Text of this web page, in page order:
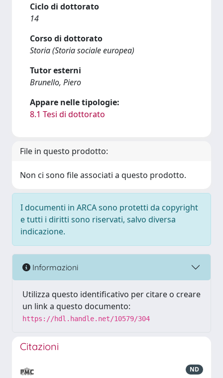
Ciclo di dottorato
14
Corso di dottorato
Storia (Storia sociale europea)
Tutor esterni
Brunello, Piero
Appare nelle tipologie:
8.1 Tesi di dottorato
File in questo prodotto:
Non ci sono file associati a questo prodotto.
I documenti in ARCA sono protetti da copyright
e tutti i diritti sono riservati, salvo diversa
indicazione.
Informazioni
Utilizza questo identificativo per citare o creare
un link a questo documento:
https://hdl.handle.net/10579/304
Citazioni
ND